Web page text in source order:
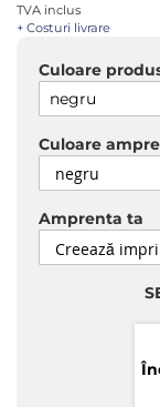
galeriei
de
TVA inclus
+ Costuri livrare
Culoare
Culoare
Amprenta ta